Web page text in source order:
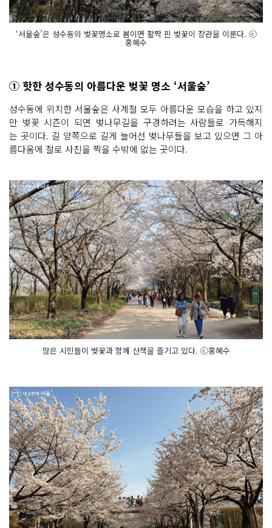
‘서울숲’은 성수동의 벚꽃명소로 봄이면 활짝 핀 벚꽃이 장관을 이룬다. ⓒ
홍혜수
① 핫한 성수동의 아름다운 벚꽃 명소 ‘서울숲’
성수동에 위치한 서울숲은 사계절 모두 아름다운 모습을 하고 있지
만 벚꽃 시즌이 되면 벚나무길을 구경하려는 사람들로 가득해지
는 곳이다. 길 양쪽으로 길게 늘어선 벚나무들을 보고 있으면 그 아
름다움에 절로 사진을 찍을 수밖에 없는 곳이다.
많은 시민들이 벚꽃과 함께 산책을 즐기고 있다. ⓒ홍혜수